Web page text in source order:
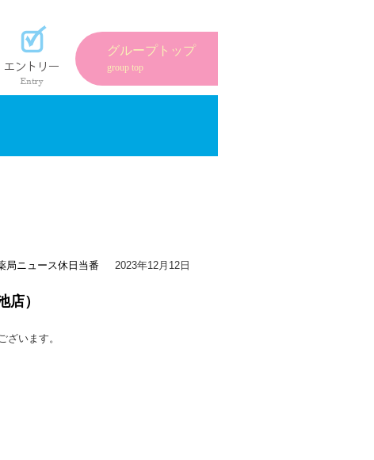
グループトップ
group top
の紹介 エントリーフォーム
2023年12月12日
局ニュース休日当番
）
ざいます。